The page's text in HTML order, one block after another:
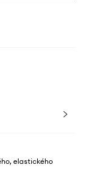
elastického